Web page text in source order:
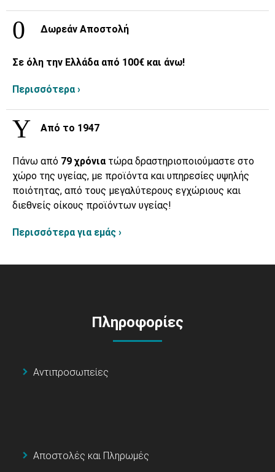
Δωρεάν Αποστολή
Σε όλη την Ελλάδα από 100€ και άνω!
Περισσότερα ›
Από το 1947
Πάνω από 79 χρόνια τώρα δραστηριοποιούμαστε στο
χώρο της υγείας, με προϊόντα και υπηρεσίες υψηλής
ποιότητας, από τους μεγαλύτερους εγχώριους και
διεθνείς οίκους προϊόντων υγείας!
Περισσότερα για εμάς ›
Πληροφορίες
Αντιπροσωπείες
Αποστολές και Πληρωμές